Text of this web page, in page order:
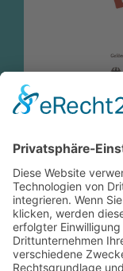
Nebenius-
Nebeniusstraße
0721 133-4586
Footer
Cookie-